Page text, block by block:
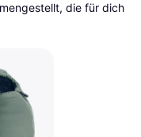
die für dich